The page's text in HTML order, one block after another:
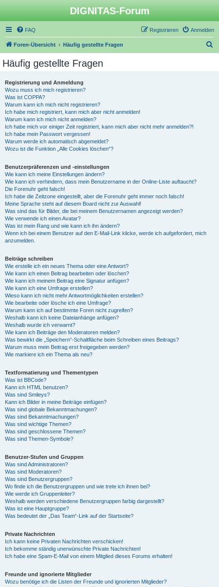
DIGNITAS-Forum
FAQ Anmelden
Registrieren
Foren-Übersicht Häufig gestellte Fragen
Häufig gestellte Fragen
Registrierung und Anmeldung
Wozu muss ich mich registrieren?
Was ist COPPA?
Warum kann ich mich nicht registrieren?
Ich habe mich registriert, kann mich aber nicht anmelden!
Warum kann ich mich nicht anmelden?
Ich habe mich vor einiger Zeit registriert, kann mich aber nicht mehr anmelden?!
Ich habe mein Passwort vergessen!
Warum werde ich automatisch abgemeldet?
Wozu ist die Funktion „Alle Cookies löschen“?
Benutzerpräferenzen und -einstellungen
Wie kann ich meine Einstellungen ändern?
Wie kann ich verhindern, dass mein Benutzername in der Online-Liste auftaucht?
Die Forenuhr geht falsch!
Ich habe die Zeitzone eingestellt, aber die Forenuhr geht immer noch falsch!
Meine Sprache steht auf diesem Board nicht zur Auswahl!
Was sind das für Bilder, die bei meinem Benutzernamen angezeigt werden?
Wie verwende ich einen Avatar?
Was ist mein Rang und wie kann ich ihn ändern?
Wenn ich bei einem Benutzer auf den E-Mail-Link klicke, werde ich aufgefordert, mich
anzumelden.
Beiträge schreiben
Wie erstelle ich ein neues Thema oder eine Antwort?
Wie kann ich einen Beitrag bearbeiten oder löschen?
Wie kann ich meinem Beitrag eine Signatur anfügen?
Wie kann ich eine Umfrage erstellen?
Wieso kann ich nicht mehr Antwortmöglichkeiten erstellen?
Wie bearbeite oder lösche ich eine Umfrage?
Warum kann ich auf bestimmte Foren nicht zugreifen?
Weshalb kann ich keine Dateianhänge anfügen?
Weshalb wurde ich verwarnt?
Wie kann ich Beiträge den Moderatoren melden?
Was bewirkt die „Speichern“-Schaltfläche beim Schreiben eines Beitrags?
Warum muss mein Beitrag erst freigegeben werden?
Wie markiere ich ein Thema als neu?
Textformatierung und Thementypen
Was ist BBCode?
Kann ich HTML benutzen?
Was sind Smileys?
Kann ich Bilder in meine Beiträge einfügen?
Was sind globale Bekanntmachungen?
Was sind Bekanntmachungen?
Was sind wichtige Themen?
Was sind geschlossene Themen?
Was sind Themen-Symbole?
Benutzer-Stufen und Gruppen
Was sind Administratoren?
Was sind Moderatoren?
Was sind Benutzergruppen?
Wo finde ich die Benutzergruppen und wie trete ich ihnen bei?
Wie werde ich Gruppenleiter?
Weshalb werden verschiedene Benutzergruppen farbig dargestellt?
Was ist eine Hauptgruppe?
Was bedeutet der „Das Team“-Link auf der Startseite?
Private Nachrichten
Ich kann keine Privaten Nachrichten verschicken!
Ich bekomme ständig unerwünschte Private Nachrichten!
Ich habe eine Spam-E-Mail von einem Mitglied dieses Forums erhalten!
Freunde und ignorierte Mitglieder
Wozu benötige ich die Listen der Freunde und ignorierten Mitglieder?